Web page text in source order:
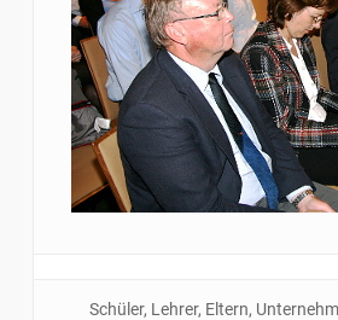
Schüler, Lehrer, Eltern,